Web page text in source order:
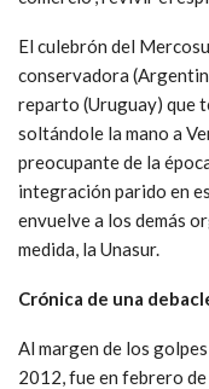
El culebrón del
conservadora
reparto (Uruguay) que
soltándole la mano a
preocupante de la
integración parido en
envuelve a los demás
medida, la Unasur.
Crónica de una
Al margen de los
2012, fue en febrero